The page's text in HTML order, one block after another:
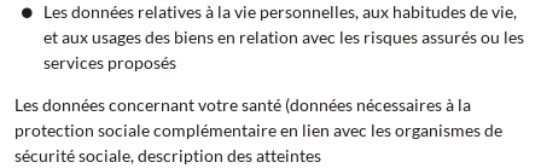
Les données relatives à la vie personnelles, aux habitudes de vie,
et aux usages des biens en relation avec les risques assurés ou les
services proposés
Les données concernant votre santé (données nécessaires à la
protection sociale complémentaire en lien avec les organismes de
sécurité sociale, description des atteintes